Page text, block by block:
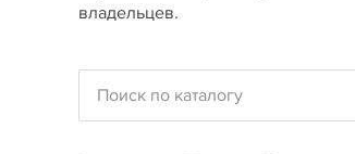
владельцев.